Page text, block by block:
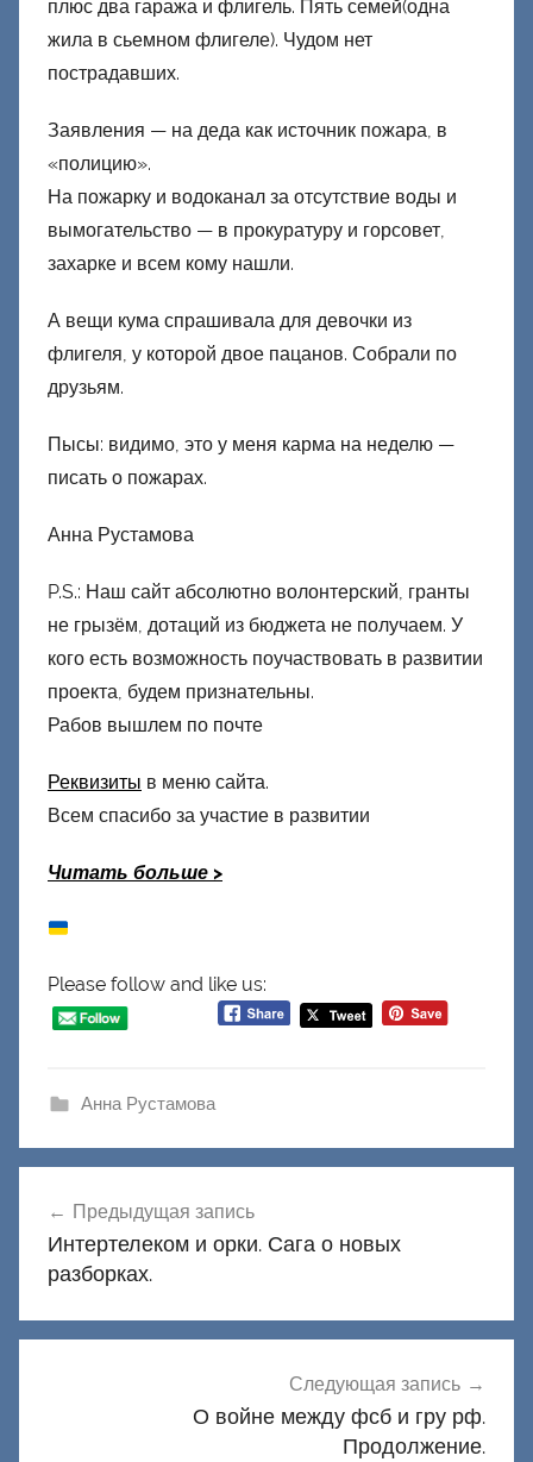
плюс два гаража и флигель. Пять семей(одна
жила в сьемном флигеле). Чудом нет
пострадавших.
Заявления — на деда как источник пожара, в
«полицию».
На пожарку и водоканал за отсутствие воды и
вымогательство — в прокуратуру и горсовет,
захарке и всем кому нашли.
А вещи кума спрашивала для девочки из
флигеля, у которой двое пацанов. Собрали по
друзьям.
Пысы: видимо, это у меня карма на неделю —
писать о пожарах.
Анна Рустамова
P.S.: Наш сайт абсолютно волонтерский, гранты
не грызём, дотаций из бюджета не получаем. У
кого есть возможность поучаствовать в развитии
проекта, будем признательны.
Рабов вышлем по почте
Реквизиты в меню сайта.
Всем спасибо за участие в развитии
Читать больше >
Please follow and like us:
Анна Рустамова
по
записям
Предыдущая запись
Интертелеком и орки. Сага о новых
разборках.
Следующая запись
О войне между фсб и гру рф.
Продолжение.